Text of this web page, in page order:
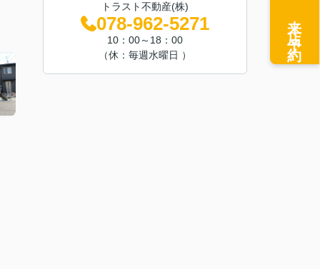
トラスト不動産(株)
078-962-5271
10：00～18：00
（休：毎週水曜日 ）
来店予約